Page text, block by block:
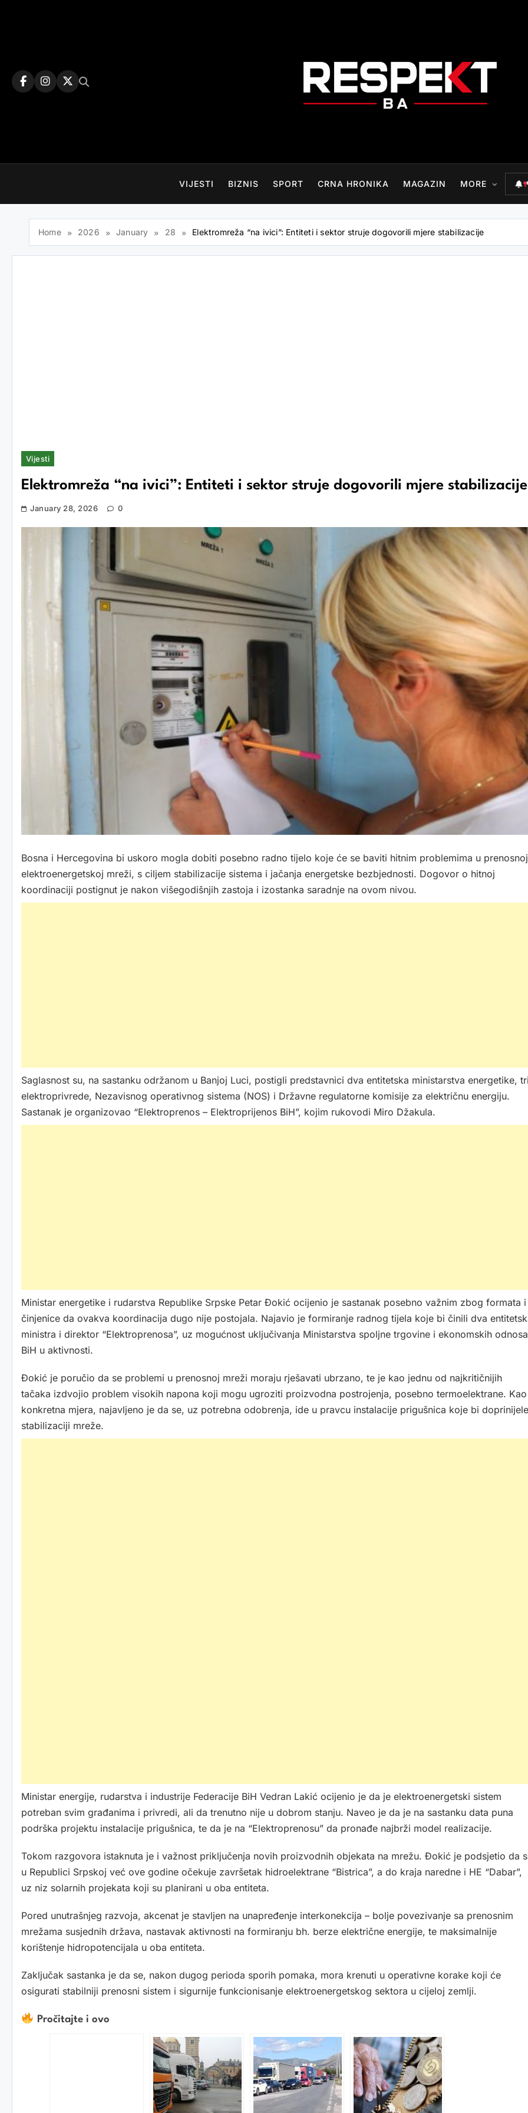
VIJESTI BIZNIS SPORT CRNA HRONIKA MAGAZIN MORE
Home 2026 January 28 Elektromreža “na ivici”: Entiteti i sektor struje dogovorili mjere stabilizacije
Vijesti
Elektromreža “na ivici”: Entiteti i sektor struje dogovorili mjere stabilizacije
January 28, 2026 0
Bosna i Hercegovina bi uskoro mogla dobiti posebno radno tijelo koje će se baviti hitnim problemima u prenosnoj
elektroenergetskoj mreži, s ciljem stabilizacije sistema i jačanja energetske bezbjednosti. Dogovor o hitnoj
koordinaciji postignut je nakon višegodišnjih zastoja i izostanka saradnje na ovom nivou.
Saglasnost su, na sastanku održanom u Banjoj Luci, postigli predstavnici dva entitetska ministarstva energetike,
elektroprivrede, Nezavisnog operativnog sistema (NOS) i Državne regulatorne komisije za električnu energiju.
Sastanak je organizovao “Elektroprenos – Elektroprijenos BiH”, kojim rukovodi Miro Džakula.
Ministar energetike i rudarstva Republike Srpske Petar Đokić ocijenio je sastanak posebno važnim zbog formata i
činjenice da ovakva koordinacija dugo nije postojala. Najavio je formiranje radnog tijela koje bi činili dva
ministra i direktor “Elektroprenosa”, uz mogućnost uključivanja Ministarstva spoljne trgovine i ekonomskih odnosa
BiH u aktivnosti.
Đokić je poručio da se problemi u prenosnoj mreži moraju rješavati ubrzano, te je kao jednu od najkritičnijih
tačaka izdvojio problem visokih napona koji mogu ugroziti proizvodna postrojenja, posebno termoelektrane. Kao
konkretna mjera, najavljeno je da se, uz potrebna odobrenja, ide u pravcu instalacije prigušnica koje bi doprinijele
stabilizaciji mreže.
Ministar energije, rudarstva i industrije Federacije BiH Vedran Lakić ocijenio je da je elektroenergetski sistem
potreban svim građanima i privredi, ali da trenutno nije u dobrom stanju. Naveo je da je na sastanku data puna
podrška projektu instalacije prigušnica, te da je na “Elektroprenosu” da pronađe najbrži model realizacije.
Tokom razgovora istaknuta je i važnost priključenja novih proizvodnih objekata na mrežu. Đokić je podsjetio da
u Republici Srpskoj već ove godine očekuje završetak hidroelektrane “Bistrica”, a do kraja naredne i HE “Dabar”,
uz niz solarnih projekata koji su planirani u oba entiteta.
Pored unutrašnjeg razvoja, akcenat je stavljen na unapređenje interkonekcija – bolje povezivanje sa prenosnim
mrežama susjednih država, nastavak aktivnosti na formiranju bh. berze električne energije, te maksimalnije
korištenje hidropotencijala u oba entiteta.
Zaključak sastanka je da se, nakon dugog perioda sporih pomaka, mora krenuti u operativne korake koji će
osigurati stabilniji prenosni sistem i sigurnije funkcionisanje elektroenergetskog sektora u cijeloj zemlji.
Pročitajte i ovo